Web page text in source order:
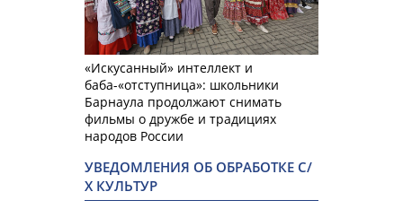
«Искусанный» интеллект и
баба-«отступница»: школьники
Барнаула продолжают снимать
фильмы о дружбе и традициях
народов России
УВЕДОМЛЕНИЯ ОБ ОБРАБОТКЕ С/
Х КУЛЬТУР